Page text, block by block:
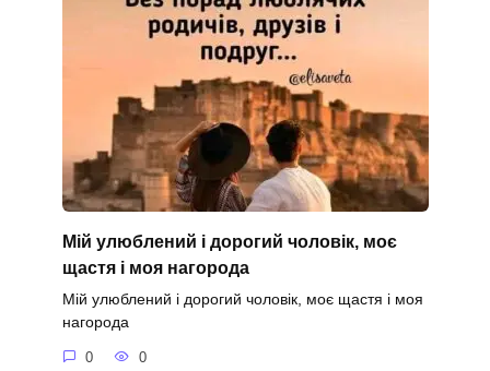
Мій улюблений і дорогий чоловік, моє
щастя і моя нагорода
Мій улюблений і дорогий чоловік, моє щастя і моя
нагорода
0 0